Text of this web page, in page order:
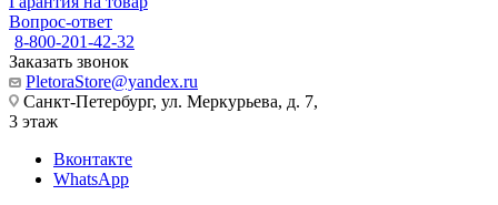
Вопрос-ответ
8-800-201-42-32
Заказать звонок
PletoraStore@yandex.ru
Санкт-Петербург, ул. Меркурьева, д. 7,
3 этаж
Вконтакте
WhatsApp